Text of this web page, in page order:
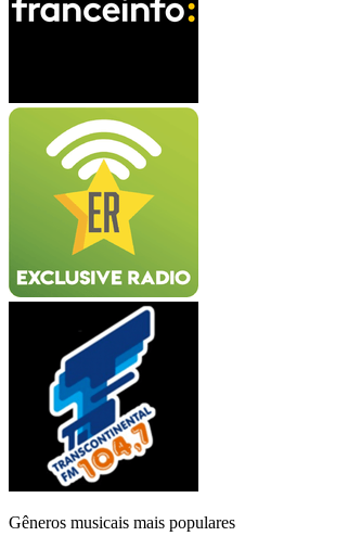
Gêneros musicais mais populares